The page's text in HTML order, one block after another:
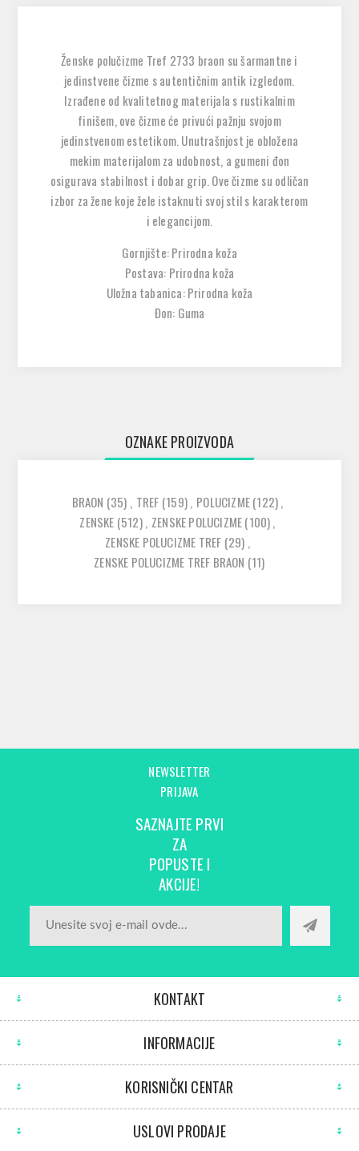
Ženske polučizme Tref 2733 braon su šarmantne i
jedinstvene čizme s autentičnim antik izgledom.
Izrađene od kvalitetnog materijala s rustikalnim
finišem, ove čizme će privući pažnju svojom
jedinstvenom estetikom. Unutrašnjost je obložena
mekim materijalom za udobnost, a gumeni đon
osigurava stabilnost i dobar grip. Ove čizme su odličan
izbor za žene koje žele istaknuti svoj stil s karakterom
i elegancijom.
Gornjište: Prirodna koža
Postava: Prirodna koža
Uložna tabanica: Prirodna koža
Đon: Guma
OZNAKE PROIZVODA
BRAON (35) , TREF (159), POLUCIZME(122),
ZENSKE (512), ZENSKE POLUCIZME(100),
ZENSKE POLUCIZME TREF (29) ,
ZENSKE POLUCIZME TREF BRAON (11)
NEWSLETTER
PRIJAVA
SAZNAJTE PRVI
ZA
POPUSTE I
AKCIJE!
KONTAKT
INFORMACIJE
KORISNIČKI CENTAR
USLOVI PRODAJE